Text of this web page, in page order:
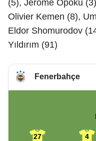
(5), Jerome Opoku
Olivier Kemen (8),
Eldor Shomurodov
Yıldırım (91)
Fenerbahçe
27
4